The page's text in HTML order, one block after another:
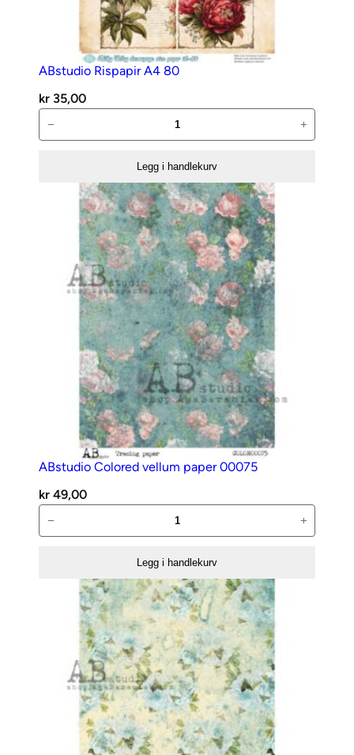
ABstudio Rispapir A4 80
kr 35,00
Rispapir
− +
Legg i handlekurv
ABstudio Colored vellum paper 00075
kr 49,00
Colored
− +
Legg i handlekurv